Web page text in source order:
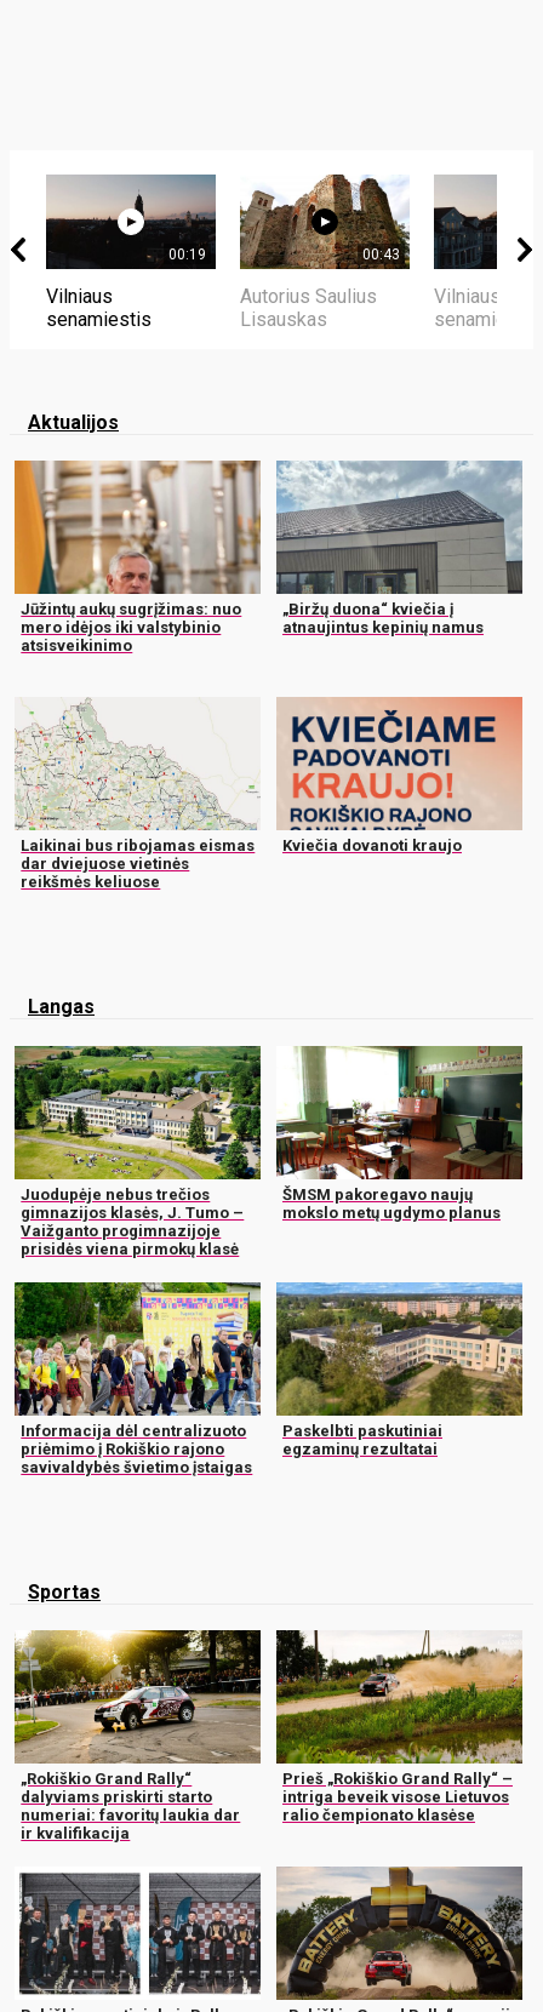
00:19
Vilniaus
senamiestis
00:43
Autorius Saulius
Lisauskas
Vilniaus
senamiestis
Aktualijos
Jūžintų aukų sugrįžimas: nuo
mero idėjos iki valstybinio
atsisveikinimo
„Biržų duona“ kviečia į
atnaujintus kepinių namus
Laikinai bus ribojamas eismas
dar dviejuose vietinės
reikšmės keliuose
Kviečia dovanoti kraujo
Langas
Juodupėje nebus trečios
gimnazijos klasės, J. Tumo –
Vaižganto progimnazijoje
prisidės viena pirmokų klasė
ŠMSM pakoregavo naujų
mokslo metų ugdymo planus
Informacija dėl centralizuoto
priėmimo į Rokiškio rajono
savivaldybės švietimo įstaigas
Paskelbti paskutiniai
egzaminų rezultatai
Sportas
„Rokiškio Grand Rally“
dalyviams priskirti starto
numeriai: favoritų laukia dar
ir kvalifikacija
Prieš „Rokiškio Grand Rally“ –
intriga beveik visose Lietuvos
ralio čempionato klasėse